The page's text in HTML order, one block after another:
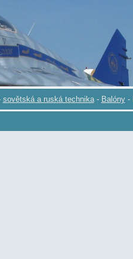
sovětská a ruská technika - Balóny -